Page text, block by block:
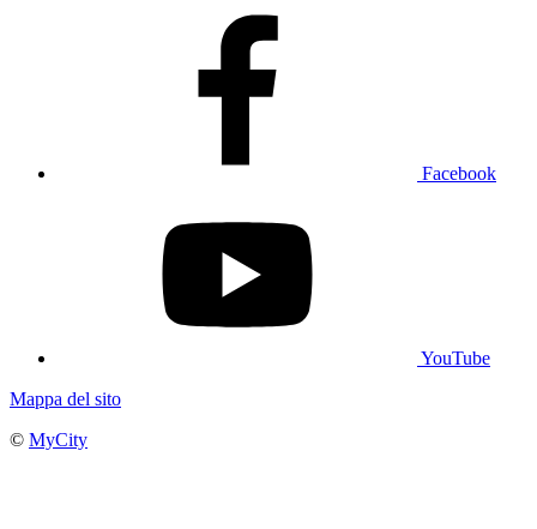
Facebook
YouTube
Mappa del sito
© MyCity